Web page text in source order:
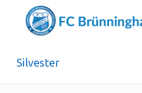
Silvester